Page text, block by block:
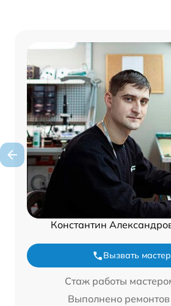
Константин
Вызвать
Стаж работы
Выполнено ремонтов